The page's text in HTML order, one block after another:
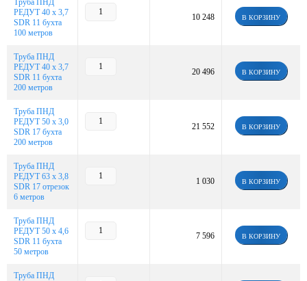
Труба ПНД
РЕДУТ 40 х 3,7
SDR 11 бухта
100 метров
10 248 В КОРЗИНУ
Труба ПНД
РЕДУТ 40 х 3,7
SDR 11 бухта
200 метров
20 496 В КОРЗИНУ
Труба ПНД
РЕДУТ 50 х 3,0
SDR 17 бухта
200 метров
21 552 В КОРЗИНУ
Труба ПНД
РЕДУТ 63 х 3,8
SDR 17 отрезок
6 метров
1 030 В КОРЗИНУ
Труба ПНД
РЕДУТ 50 х 4,6
SDR 11 бухта
50 метров
7 596 В КОРЗИНУ
Труба ПНД